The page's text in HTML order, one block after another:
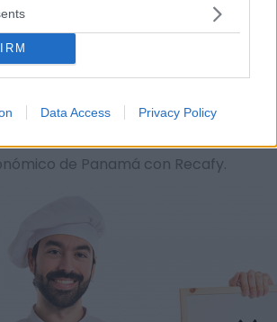
Data Access Privacy Policy
con una carta de servicios
a aminorar las cargas de
o empresa para que
Llega la transformación
de Panamá con Recafy.